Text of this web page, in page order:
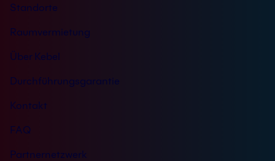
e
Standorte
Raumvermietung
Über Kebel
Durchführungsgarantie
Kontakt
FAQ
Partnernetzwerk